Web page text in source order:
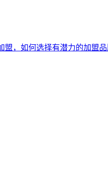
盟，如何选择有潜力的加盟品